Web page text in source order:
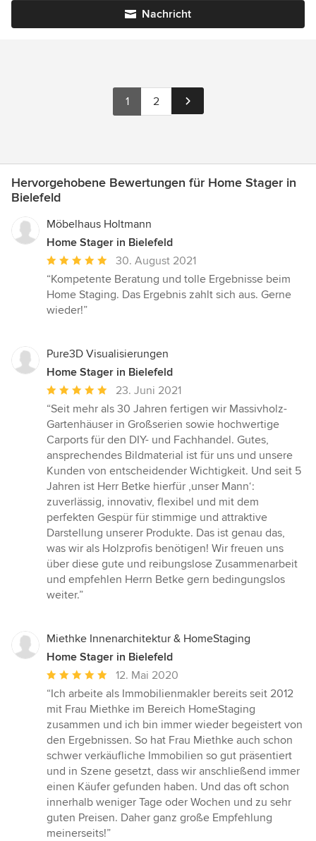
Nachricht
1 2
Hervorgehobene Bewertungen für Home Stager in
Bielefeld
Möbelhaus Holtmann
Home Stager in Bielefeld
Durchschnittliche
Bewertung:
5
von
30. August 2021
“Kompetente Beratung und tolle Ergebnisse beim
Home Staging. Das Ergebnis zahlt sich aus. Gerne
wieder!”
Pure3D Visualisierungen
Home Stager in Bielefeld
Durchschnittliche
Bewertung:
5
von
5
Sternen
23. Juni 2021
“Seit mehr als 30 Jahren fertigen wir Massivholz-
Gartenhäuser in Großserien sowie hochwertige
Carports für den DIY- und Fachhandel. Gutes,
ansprechendes Bildmaterial ist für uns und unsere
Kunden von entscheidender Wichtigkeit. Und seit 5
Jahren ist Herr Betke hierfür ‚unser Mann‘:
zuverlässig, innovativ, flexibel und mit dem
perfekten Gespür für stimmige und attraktive
Darstellung unserer Produkte. Das ist genau das,
was wir als Holzprofis benötigen! Wir freuen uns
über diese gute und reibungslose Zusammenarbeit
und empfehlen Herrn Betke gern bedingungslos
weiter.”
Miethke Innenarchitektur & HomeStaging
Home Stager in Bielefeld
Durchschnittliche
Bewertung:
5
von
5
Sternen
12. Mai 2020
“Ich arbeite als Immobilienmakler bereits seit 2012
mit Frau Miethke im Bereich HomeStaging
zusammen und ich bin immer wieder begeistert von
den Ergebnissen. So hat Frau Miethke auch schon
schwer verkäufliche Immobilien so gut präsentiert
und in Szene gesetzt, dass wir anschließend immer
einen Käufer gefunden haben. Und das oft schon
innerhalb weniger Tage oder Wochen und zu sehr
guten Preisen. Daher ganz große Empfehlung
meinerseits!”